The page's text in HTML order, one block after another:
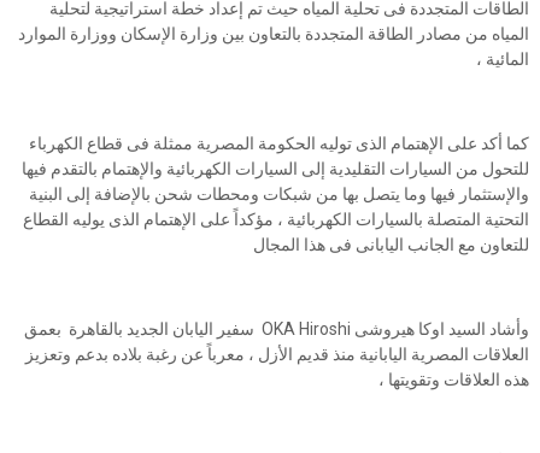
الطاقات المتجددة فى تحلية المياه حيث تم إعداد خطة استراتيجية لتحلية
المياه من مصادر الطاقة المتجددة بالتعاون بين وزارة الإسكان ووزارة الموارد
المائية ،
كما أكد على الإهتمام الذى توليه الحكومة المصرية ممثلة فى قطاع الكهرباء
للتحول من السيارات التقليدية إلى السيارات الكهربائية والإهتمام بالتقدم فيها
والإستثمار فيها وما يتصل بها من شبكات ومحطات شحن بالإضافة إلى البنية
التحتية المتصلة بالسيارات الكهربائية ، مؤكداً على الإهتمام الذى يوليه القطاع
للتعاون مع الجانب اليابانى فى هذا المجال
وأشاد السيد اوكا هيروشى OKA Hiroshi سفير اليابان الجديد بالقاهرة بعمق
العلاقات المصرية اليابانية منذ قديم الأزل ، معرباً عن رغبة بلاده بدعم وتعزيز
هذه العلاقات وتقويتها ،